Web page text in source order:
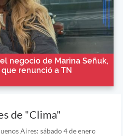
negocio de Marina Señuk,
renunció a TN
de "Clima"
Aires: sábado 4 de enero